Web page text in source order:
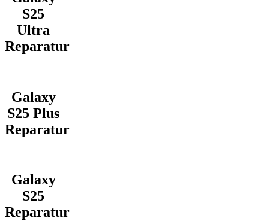
S25
Ultra
Reparatur
Galaxy
S25 Plus
Reparatur
Galaxy
S25
Reparatur